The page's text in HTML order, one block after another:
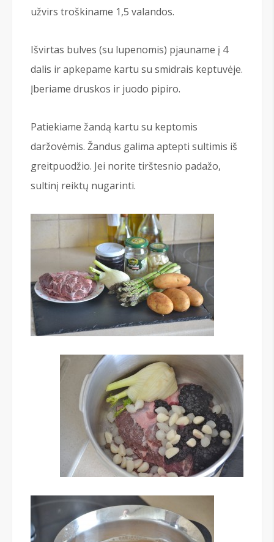
užvirs troškiname 1,5 valandos.
Išvirtas bulves (su lupenomis) pjauname į 4
dalis ir apkepame kartu su smidrais keptuvėje.
Įberiame druskos ir juodo pipiro.
Patiekiame žandą kartu su keptomis
daržovėmis. Žandus galima aptepti sultimis iš
greitpuodžio. Jei norite tirštesnio padažo,
sultinį reiktų nugarinti.